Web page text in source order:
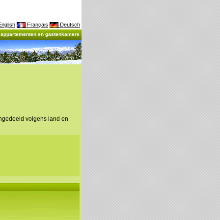
Français Deutsch
en gastenkamers
volgens land en